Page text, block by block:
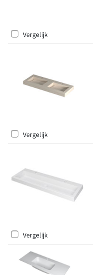
Vergelijk
Vergelijk
Vergelijk